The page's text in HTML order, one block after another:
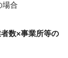
場合
数×事業所等の